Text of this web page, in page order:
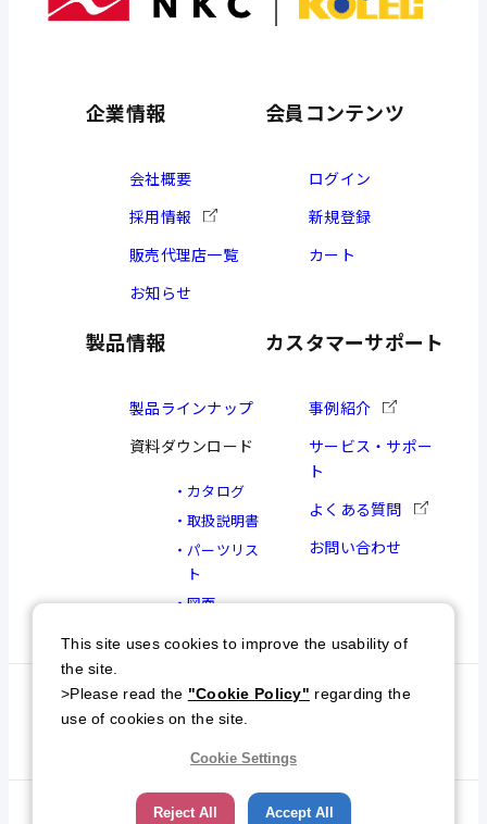
企業情報
会社概要
採用情報
販売代理店一覧
お知らせ
製品情報
製品ラインナップ
資料ダウンロード
カタログ
取扱説明書
パーツリス
ト
図面
会員コンテンツ
ログイン
新規登録
カート
カスタマーサポート
事例紹介
サービス・サポー
ト
よくある質問
お問い合わせ
個人情報保護方針
特定商取引について
サイトマップ
This site uses cookies to improve the usability of
the site.
>Please read the "Cookie Policy" regarding the
use of cookies on the site.
Cookie Settings
Reject All Accept All